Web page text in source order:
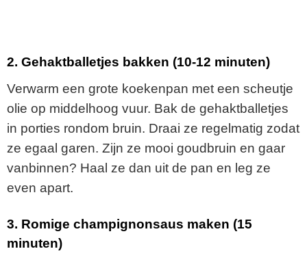
2. Gehaktballetjes bakken (10-12 minuten)
Verwarm een grote koekenpan met een scheutje
olie op middelhoog vuur. Bak de gehaktballetjes
in porties rondom bruin. Draai ze regelmatig zodat
ze egaal garen. Zijn ze mooi goudbruin en gaar
vanbinnen? Haal ze dan uit de pan en leg ze
even apart.
3. Romige champignonsaus maken (15
minuten)